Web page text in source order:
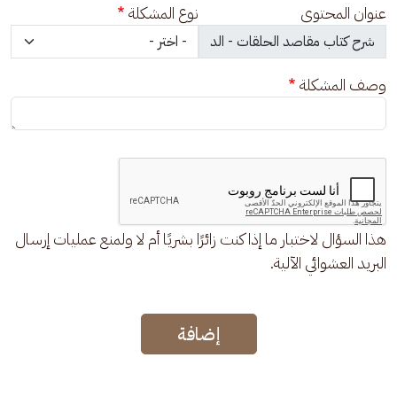
عنوان المحتوى نوع المشكلة
وصف المشكلة
هذا السؤال لاختبار ما إذا كنت زائرًا بشريًا أم لا ولمنع عمليات إرسال
البريد العشوائي الآلية.
إضافة